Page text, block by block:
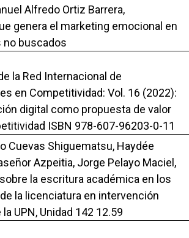
Alfredo Ortiz Barrera,
genera el marketing emocional en
no buscados
la Red Internacional de
en Competitividad: Vol. 16 (2022):
digital como propuesta de valor
ISBN 978-607-96203-0-11
Cuevas Shiguematsu, Haydée
Azpeitia, Jorge Pelayo Maciel,
la escritura académica en los
la licenciatura en intervención
UPN, Unidad 142 12.59